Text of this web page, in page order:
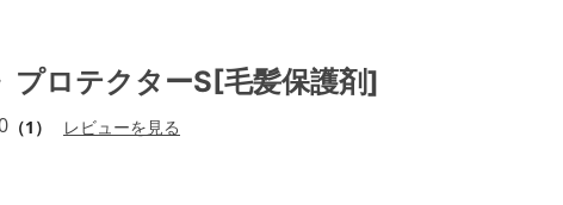
プロテクターS[毛髪保護剤]
（1） レビューを見る